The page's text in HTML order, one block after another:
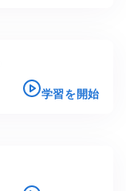
学習を開始